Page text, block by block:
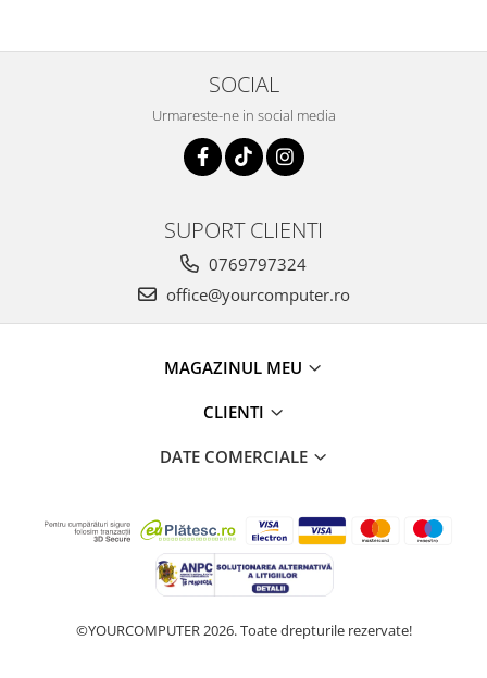
SOCIAL
Urmareste-ne in social media
SUPORT CLIENTI
0769797324
office@yourcomputer.ro
MAGAZINUL MEU
CLIENTI
DATE COMERCIALE
©YOURCOMPUTER 2026. Toate drepturile rezervate!